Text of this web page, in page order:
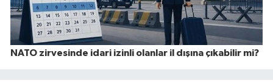
NATO zirvesinde idari izinli olanlar il dışına çıkabilir mi?